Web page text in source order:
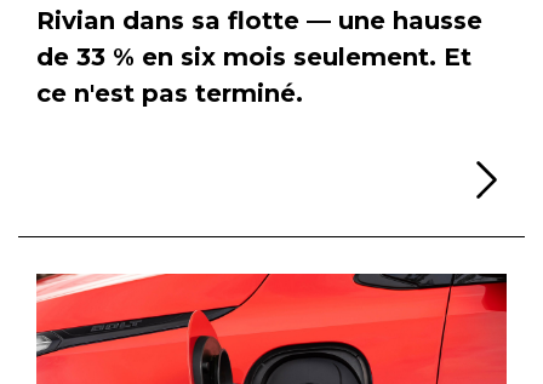
Rivian dans sa flotte — une hausse
de 33 % en six mois seulement. Et
ce n'est pas terminé.